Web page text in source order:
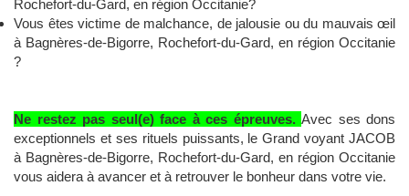
Rochefort-du-Gard, en région Occitanie?
Vous êtes victime de malchance, de jalousie ou du mauvais œil
à Bagnères-de-Bigorre, Rochefort-du-Gard, en région Occitanie
?
Ne restez pas seul(e) face à ces épreuves. Avec ses dons
exceptionnels et ses rituels puissants, le Grand voyant JACOB
à Bagnères-de-Bigorre, Rochefort-du-Gard, en région Occitanie
vous aidera à avancer et à retrouver le bonheur dans votre vie.